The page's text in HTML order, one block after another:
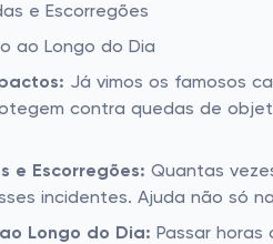
e Escorregões
ao Longo do Dia
Já vimos os famosos
contra quedas de
e Escorregões: Quantas
incidentes. Ajuda não só
Longo do Dia: Passar